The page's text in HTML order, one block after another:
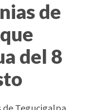
de
del 8